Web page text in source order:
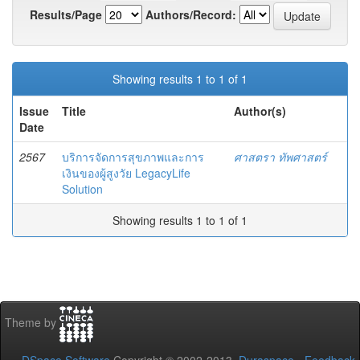
Results/Page
Authors/Record:
Showing results 1 to 1 of 1
Issue
Date
Title Author(s)
2567
บริการจัดการสุขภาพและการ
เงินของผู้สูงวัย LegacyLife
Solution
ศาสตรา ทัพศาสตร์
Showing results 1 to 1 of 1
Theme by